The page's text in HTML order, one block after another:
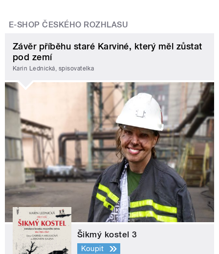
E-SHOP ČESKÉHO ROZHLASU
Závěr příběhu staré Karviné, který měl zůstat
pod zemí
Karin Lednická, spisovatelka
Šikmý kostel 3
Koupit